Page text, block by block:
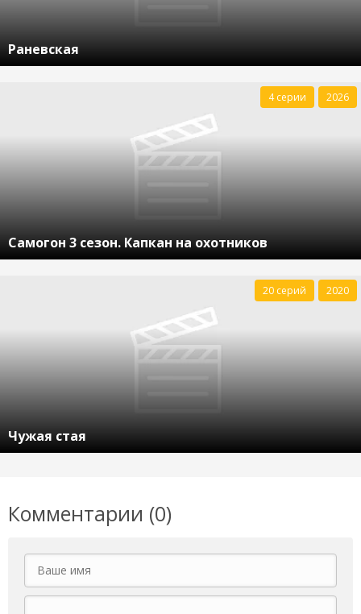
Раневская
Самогон 3 сезон. Капкан на охотников
4 серии 2026
Чужая стая
20 серий 2020
Комментарии (0)